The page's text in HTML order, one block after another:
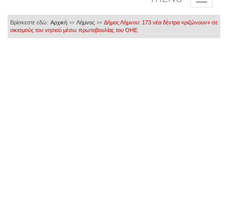
Βρίσκεστε εδώ: Αρχική >> Λήμνος >> Δήμος Λήμνου: 173 νέα δέντρα «ριζώνουν» σε
οικισμούς του νησιού μέσω πρωτοβουλίας του ΟΗΕ